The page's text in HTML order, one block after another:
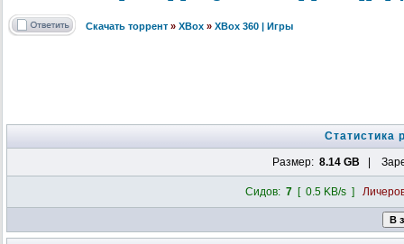
Скачать торрент » XBox » XBox 360 | Игры
Статистика
Размер: 8.14 GB |
Сидов: 7[ 0.5 KB/s ]